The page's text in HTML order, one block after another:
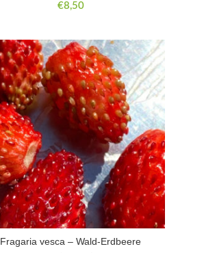
€8,50
Fragaria vesca – Wald-Erdbeere